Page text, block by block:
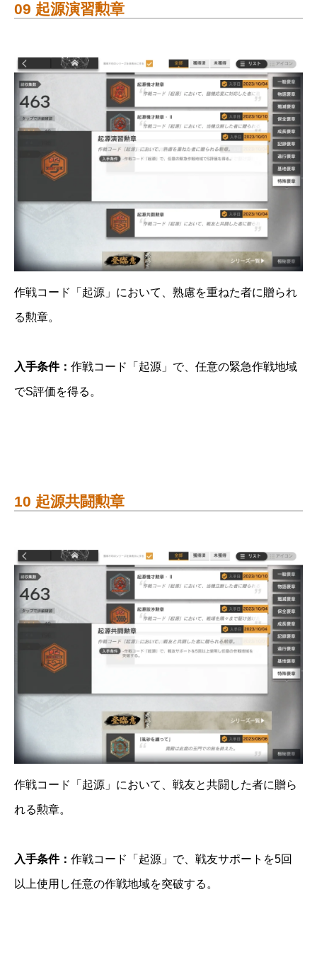
09 起源演習勲章
作戦コード「起源」において、熟慮を重ねた者に贈られ
る勲章。
入手条件： 作戦コード「起源」で、任意の緊急作戦地域
でS評価を得る。
10 起源共闘勲章
作戦コード「起源」において、戦友と共闘した者に贈ら
れる勲章。
入手条件： 作戦コード「起源」で、戦友サポートを5回
以上使用し任意の作戦地域を突破する。